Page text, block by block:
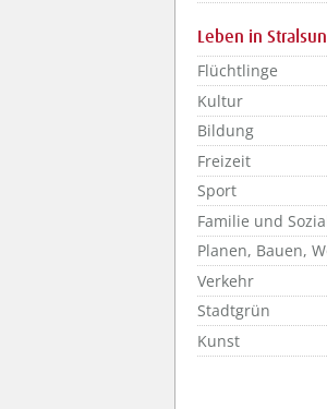
Leben in
Flüchtlinge
Kultur
Bildung
Freizeit
Sport
Familie und
Planen, Bauen,
Verkehr
Stadtgrün
Kunst